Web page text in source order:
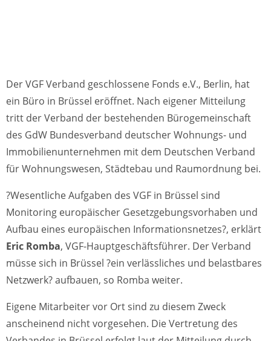
Der VGF Verband geschlossene Fonds e.V., Berlin, hat
ein Büro in Brüssel eröffnet. Nach eigener Mitteilung
tritt der Verband der bestehenden Bürogemeinschaft
des GdW Bundesverband deutscher Wohnungs- und
Immobilienunternehmen mit dem Deutschen Verband
für Wohnungswesen, Städtebau und Raumordnung bei.
?Wesentliche Aufgaben des VGF in Brüssel sind
Monitoring europäischer Gesetzgebungsvorhaben und
Aufbau eines europäischen Informationsnetzes?, erklärt
Eric Romba, VGF-Hauptgeschäftsführer. Der Verband
müsse sich in Brüssel ?ein verlässliches und belastbares
Netzwerk? aufbauen, so Romba weiter.
Eigene Mitarbeiter vor Ort sind zu diesem Zweck
anscheinend nicht vorgesehen. Die Vertretung des